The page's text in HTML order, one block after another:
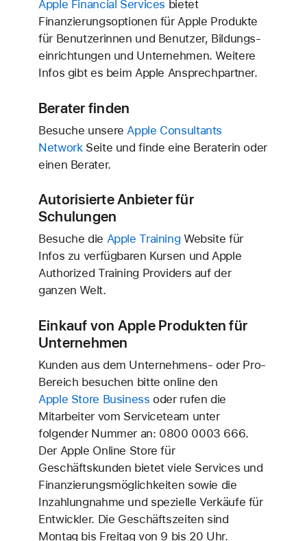
Apple Financial Services bietet
Finanzierungs­optionen für Apple Produkte
für Benutzerinnen und Benutzer, Bildungs­
einrichtungen und Unter­nehmen. Weitere
Infos gibt es beim Apple Ansprech­partner.
Berater finden
Besuche unsere Apple Consultants
NetworkSeite und finde eine Beraterin oder
einen Berater.
Autorisierte Anbieter für
Schulungen
Besuche die Apple Training Website für
Infos zu verfügbaren Kursen und Apple
Authorized Training Providers auf der
ganzen Welt.
Einkauf von Apple Produkten für
Unternehmen
Kunden aus dem Unternehmens- oder Pro-
Bereich besuchen bitte online den
Apple Store Business oder rufen die
Mitarbeiter vom Serviceteam unter
folgender Nummer an: 0800 0003 666.
Der Apple Online Store für
Geschäftskunden bietet viele Services und
Finanzierungs­möglichkeiten sowie die
Inzahlungnahme und spezielle Verkäufe für
Entwickler. Die Geschäftszeiten sind
Montag bis Freitag von 9 bis 20 Uhr.